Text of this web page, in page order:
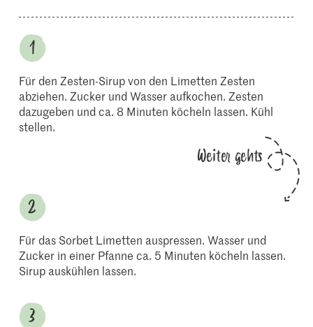
Für den Zesten-Sirup von den Limetten Zesten
abziehen. Zucker und Wasser aufkochen. Zesten
dazugeben und ca. 8 Minuten köcheln lassen. Kühl
stellen.
Weiter gehts
Für das Sorbet Limetten auspressen. Wasser und
Zucker in einer Pfanne ca. 5 Minuten köcheln lassen.
Sirup auskühlen lassen.